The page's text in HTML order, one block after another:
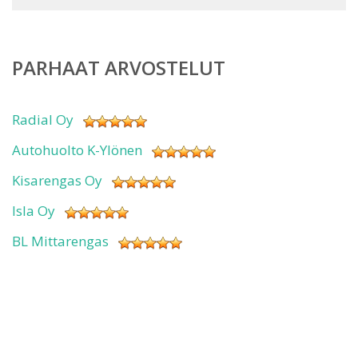
PARHAAT ARVOSTELUT
Radial Oy
Autohuolto K-Ylönen
Kisarengas Oy
Isla Oy
BL Mittarengas